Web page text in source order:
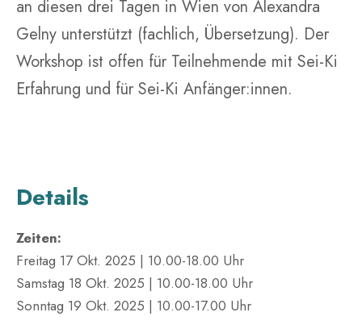
an diesen drei Tagen in Wien von Alexandra
Gelny unterstützt (fachlich, Übersetzung). Der
Workshop ist offen für Teilnehmende mit Sei-Ki
Erfahrung und für Sei-Ki Anfänger:innen.
Details
Zeiten:
Freitag 17 Okt. 2025 | 10.00-18.00 Uhr
Samstag 18 Okt. 2025 | 10.00-18.00 Uhr
Sonntag 19 Okt. 2025 | 10.00-17.00 Uhr